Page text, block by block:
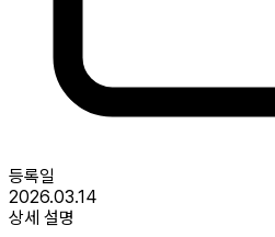
등록일
2026.03.14
상세 설명